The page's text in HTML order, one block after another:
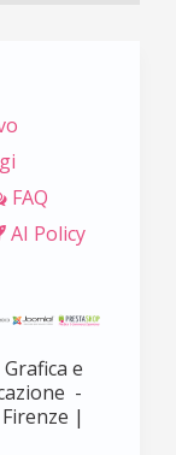
FAQ
AI Policy
e
-
|